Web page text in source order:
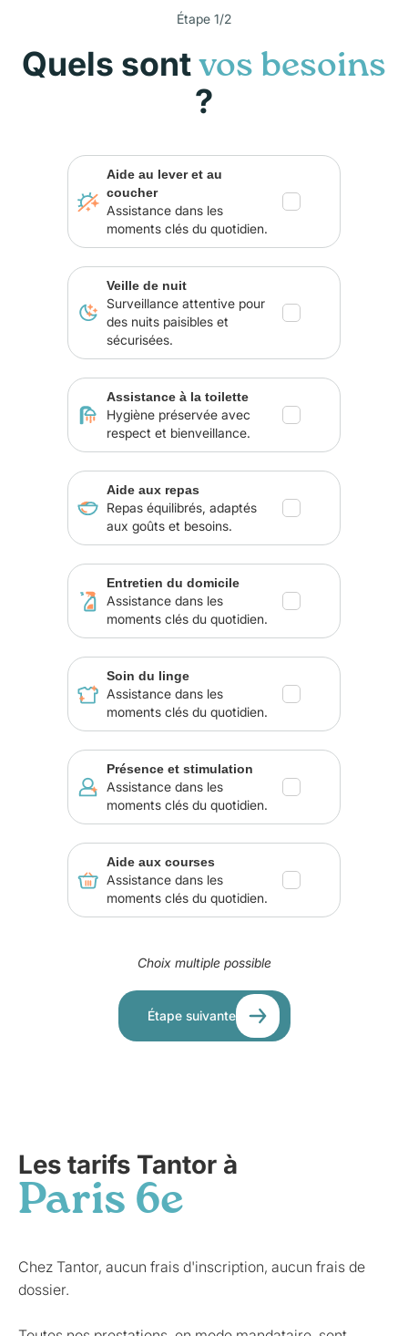
Étape 1/2
Quels sont vos besoins
?
Aide au lever et au
coucher
Assistance dans les
moments clés du quotidien.
Veille de nuit
Surveillance attentive pour
des nuits paisibles et
sécurisées.
Assistance à la toilette
Hygiène préservée avec
respect et bienveillance.
Aide aux repas
Repas équilibrés, adaptés
aux goûts et besoins.
Entretien du domicile
Assistance dans les
moments clés du quotidien.
Soin du linge
Assistance dans les
moments clés du quotidien.
Présence et stimulation
Assistance dans les
moments clés du quotidien.
Aide aux courses
Assistance dans les
moments clés du quotidien.
Choix multiple possible
Étape suivante
Les tarifs Tantor à
Paris 6e
Chez Tantor, aucun frais d'inscription, aucun frais de
dossier.